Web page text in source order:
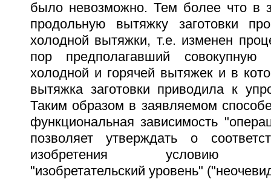
было невозможно. Тем более что в
продольную вытяжку заготовки
холодной вытяжки, т.е. изменен
пор предполагавший совокупную
холодной и горячей вытяжек и в
вытяжка заготовки приводила к
Таким образом в заявляемом
функциональная зависимость
позволяет утверждать о
изобретения условию
"изобретательский уровень"